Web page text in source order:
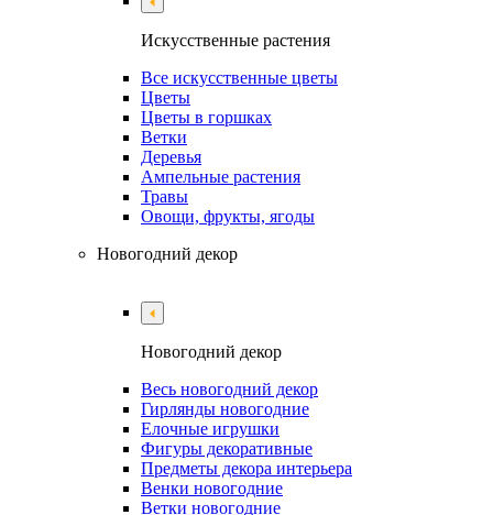
Искусственные растения
Все искусственные цветы
Цветы
Цветы в горшках
Ветки
Деревья
Ампельные растения
Травы
Овощи, фрукты, ягоды
Новогодний декор
Новогодний декор
Весь новогодний декор
Гирлянды новогодние
Елочные игрушки
Фигуры декоративные
Предметы декора интерьера
Венки новогодние
Ветки новогодние